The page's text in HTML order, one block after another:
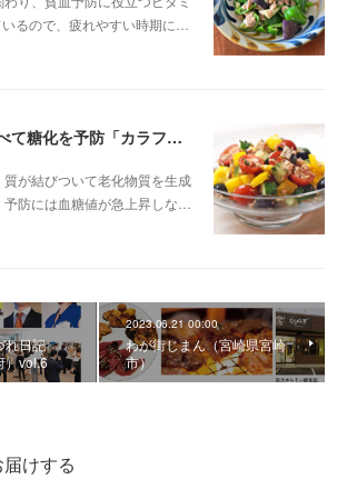
るので、疲れやすい時期に…
野菜をしっかり食べて糖化を予防「カラフルサラダ」
が結びついて老化物質を生成
防には血糖値が急上昇しな…
れ日記
）vol.6
2023.06.21 00:00
わが街じまん（宮崎県宮崎
市）
けする